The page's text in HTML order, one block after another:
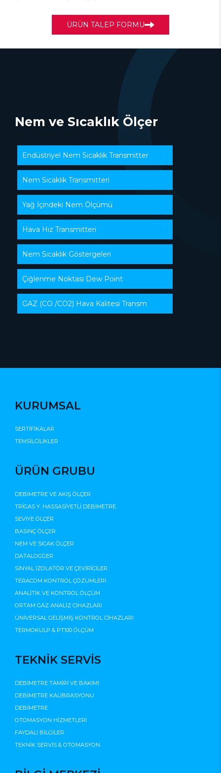
ÜRÜN TALEP FORMU
Nem ve Sıcaklık Ölçer
Endüstriyel Nem Sıcaklık Transmitter
Nem Sıcaklık Transmitteri
Yağ İçindeki Nem Ölçümü
Hava Hız Transmitteri
Nem Sıcaklık Göstergeleri
Çiğlenme Noktası Dew Point
GAZ (CO /CO2) Hava Kalitesi Transm
KURUMSAL
SERTİFİKALAR
TEMSİLCİLİKLER
ÜRÜN GRUBU
DEBİMETRE VE AKIŞ ÖLÇER
TRİGAS Y. HASSASİYETLİ DEBİMETRE
SEVİYE ÖLÇER
BASINÇ ÖLÇER
NEM VE SICAK ÖLÇER
DATALOGGER
SİNYAL İZOLATÖR VE ÇEVİRİCİLER
TERACOM KONTROL ÇÖZÜMLERİ
ANALİTİK VE KONTROL ÖLÇÜM
ORTAM GAZ ANALİZ CİHAZLARI
ÜNİVERSAL GELİŞMİŞ KONTROL CİHAZLARI
TERMOKULP & PT100 ÖLÇÜM
TEKNİK SERVİS
DEBİMETRE TAMİRİ VE BAKIMI
DEBİMETRE KALİBRASYONU
DEBİMETRE
OTOMASYON HİZMETLERİ
FAYDALI BİLGİLER
TEKNİK SERVİS & OTOMASYON